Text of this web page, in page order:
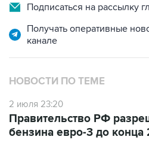
Подписаться на рассылку
Получать оперативные
канале
НОВОСТИ ПО ТЕМЕ
2 июля 23:20
Правительство РФ
бензина евро-3 до конца